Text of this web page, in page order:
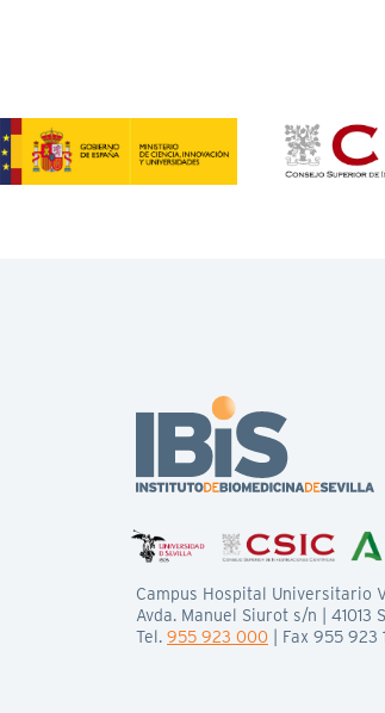
Campus Hospital Universitario
Avda. Manuel Siurot s/n | 41013
Tel. 955 923 000 | Fax 955 923